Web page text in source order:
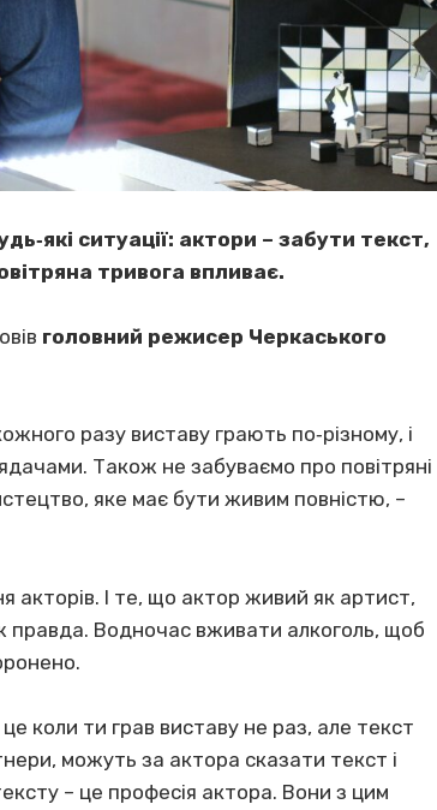
ситуації: актори – забути текст,
тривога впливає.
головний режисер Черкаського
разу виставу грають по‐різному, і
Також не забуваємо про повітряні
яке має бути живим повністю, –
акторів. І те, що актор живий як артист,
правда. Водночас вживати алкоголь, щоб
коли ти грав виставу не раз, але текст
можуть за актора сказати текст і
– це професія актора. Вони з цим